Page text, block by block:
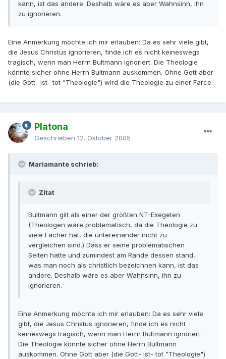
kann, ist das andere. Deshalb wäre es aber Wahnsinn, ihn
zu ignorieren.
Eine Anmerkung möchte ich mir erlauben: Da es sehr viele gibt,
die Jesus Christus ignorieren, finde ich es nicht keineswegs
tragisch, wenn man Herrn Bultmann ignoriert. Die Theologie
könnte sicher ohne Herrn Bultmann auskommen. Ohne Gott aber
(die Gott- ist- tot "Theologie") wird die Theologie zu einer Farce.
Platona
Geschrieben 12. Oktober 2005
Mariamante schrieb:
Zitat
Bultmann gilt als einer der größten NT-Exegeten
(Theologen wäre problematisch, da die Theologie zu
viele Fächer hat, die untereinander nicht zu
vergleichen sind.) Dass er seine problematischen
Seiten hatte und zumindest am Rande dessen stand,
was man noch als christlich bezeichnen kann, ist das
andere. Deshalb wäre es aber Wahnsinn, ihn zu
ignorieren.
Eine Anmerkung möchte ich mir erlauben: Da es sehr viele
gibt, die Jesus Christus ignorieren, finde ich es nicht
keineswegs tragisch, wenn man Herrn Bultmann ignoriert.
Die Theologie könnte sicher ohne Herrn Bultmann
auskommen. Ohne Gott aber (die Gott- ist- tot "Theologie")